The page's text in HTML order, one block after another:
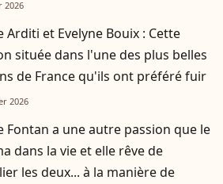
2026
Arditi et Evelyne Bouix : Cette
située dans l'une des plus belles
de France qu'ils ont préféré fuir
2026
Fontan a une autre passion que le
dans la vie et elle rêve de
les deux... à la manière de